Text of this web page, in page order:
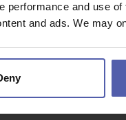
and use
and ads. We may
na různorodé